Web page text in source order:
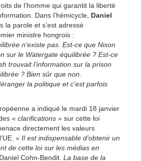
de l’homme qui garantit la liberté
Dans l’hémicycle, Daniel
la parole et s’est adressé
ministre hongrois :
n’existe pas. Est-ce que Nixon
sur le Watergate équilibrée ? Est-ce
trouvait l’information sur la prison
? Bien sûr que non.
la politique et c’est parfois
a indiqué le mardi 18 janvier
« clarifications » sur cette loi
directement les valeurs
« Il est indispensable d’obtenir un
de cette loi sur les médias en
Cohn-Bendit. La base de la